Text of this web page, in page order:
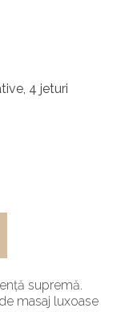
4 jeturi
supremă.
masaj luxoase